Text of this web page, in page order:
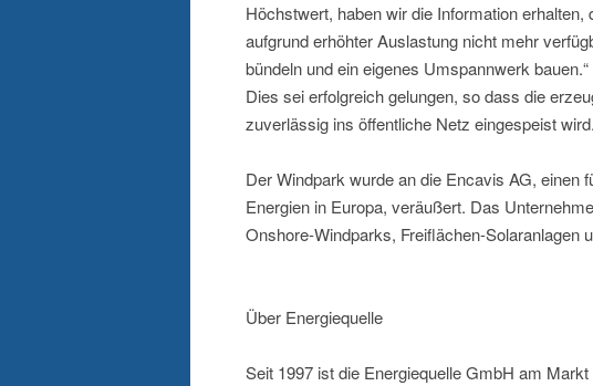
Höchstwert, haben wir die Information
aufgrund erhöhter Auslastung nicht mehr
bündeln und ein eigenes Umspannwerk bauen.“
Dies sei erfolgreich gelungen, so dass die
zuverlässig ins öffentliche Netz eingespeist wird.
Der Windpark wurde an die Encavis AG, einen
Energien in Europa, veräußert. Das
Onshore-Windparks, Freiflächen-Solaranlagen
Über Energiequelle
Seit 1997 ist die Energiequelle GmbH am